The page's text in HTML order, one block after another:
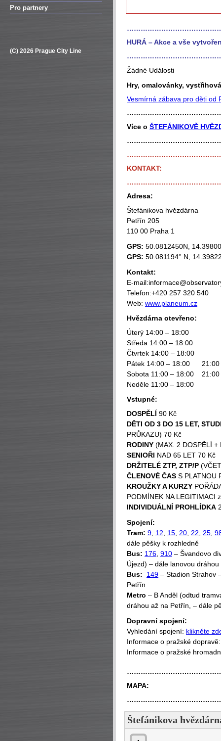
Pro partnery
(C) 2026 Prague City Line
HURÁ – Akce a vše
Žádné Události
Hry, omalovánky,
Vesmírná zábava pro děti od
Více o ŠTEFÁNIKOVĚ
KONTAKT:
Adresa:
Štefánikova hvězdárna
Petřín 205
110 00 Praha 1
GPS: 50.0812450N,
GPS: 50.081194° N,
Kontakt:
E-
Telefon:+420 257 320 540
Web: www.planeum.cz
Hvězdárna otevřeno:
Úterý 14:00 – 18:00
Středa 14:00 – 18:00
Čtvrtek 14:00 – 18:00
Pátek 14:00 – 18:00 21:00
Sobota 11:00 ­­­– 18:00­­­ 21:00
Neděle 11:00 ­­­– 18:00­­­
Vstupné:
DOSPĚLÍ 90 Kč
DĚTI OD 3 DO 15 LET,
PRŮKAZU) 70 Kč
RODINY (MAX. 2 DOSPĚLÍ
SENIOŘI NAD 65 LET 70 Kč
DRŽITELÉ ZTP, ZTP/P
ČLENOVÉ ČAS S PLATNOU
KROUŽKY A KURZY
PODMÍNEK NA LEGITIMACI
INDIVIDUÁLNÍ PROHLÍDKA
Spojení:
Tram: 9 12 15 20 22 25
dále pěšky k rozhledně
Bus: 176 910 – Švandovo
Újezd) – dále lanovou
Bus:
149 – Stadion Strahov
Petřín
Metro – B Anděl (odtud
dráhou až na Petřín, – dále
Dopravní spojení:
Vyhledání spojení: klikněte
Informace o pražské
Informace o pražské
MAPA:
Štefánikova